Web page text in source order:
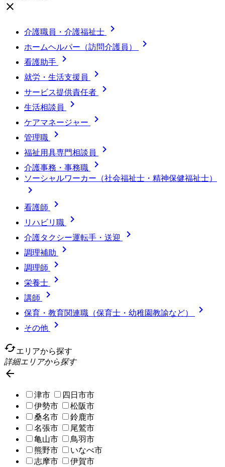
close
介護職員・介護福祉士 
ホームヘルパー（訪問介護員） 
看護助手 
就労・生活支援員 
サービス提供責任者 
生活相談員 
ケアマネージャー 
管理職 
福祉用具専門相談員 
介護事務・事務職 
ソーシャルワーカー（社会福祉士・精神保健福祉士）

看護師 
リハビリ職 
介護タクシー運転手・送迎 
調理補助 
調理師 
栄養士 
講師 
保育・教育関連職（保育士・幼稚園教諭など） 
その他

cachedエリアから探す
詳細エリアから探す

津市
四日市市
伊勢市
松阪市
桑名市
鈴鹿市
名張市
尾鷲市
亀山市
鳥羽市
熊野市
いなべ市
志摩市
伊賀市